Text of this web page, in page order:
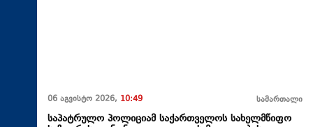
06 აგვისტო 2026, 10:49 სამართალი
საპატრულო პოლიციამ საქართველოს სახელმწიფო